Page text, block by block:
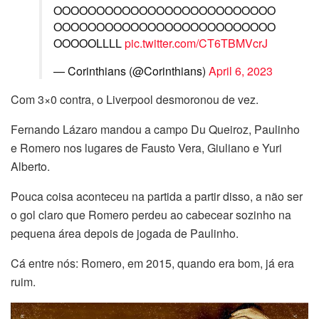
OOOOOOOOOOOOOOOOOOOOOOOOOO
OOOOOOOOOOOOOOOOOOOOOOOOOO
OOOOOLLLLpic.twitter.com/CT6TBMVcrJ
— Corinthians (@Corinthians) April 6, 2023
Com 3×0 contra, o Liverpool desmoronou de vez.
Fernando Lázaro mandou a campo Du Queiroz, Paulinho
e Romero nos lugares de Fausto Vera, Giuliano e Yuri
Alberto.
Pouca coisa aconteceu na partida a partir disso, a não ser
o gol claro que Romero perdeu ao cabecear sozinho na
pequena área depois de jogada de Paulinho.
Cá entre nós: Romero, em 2015, quando era bom, já era
ruim.